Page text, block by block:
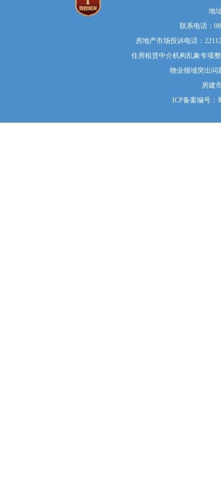
地
联系电话：
房地产市场投诉电话：
住房租赁中介机构乱象专项
物业领域突出问
房建
ICP备案编号：